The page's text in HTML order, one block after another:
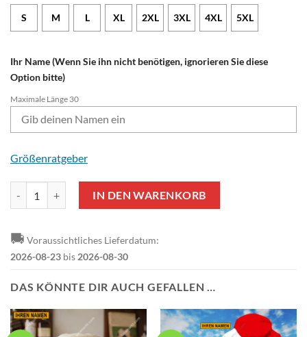
S M L XL 2XL 3XL 4XL 5XL
Ihr Name (Wenn Sie ihn nicht benötigen, ignorieren Sie diese
Option bitte)
Maximale Länge 30
Größenratgeber
IN DEN WARENKORB
🚚 Voraussichtliches Lieferdatum:
2026-08-23 bis2026-08-30
DAS KÖNNTE DIR AUCH GEFALLEN …